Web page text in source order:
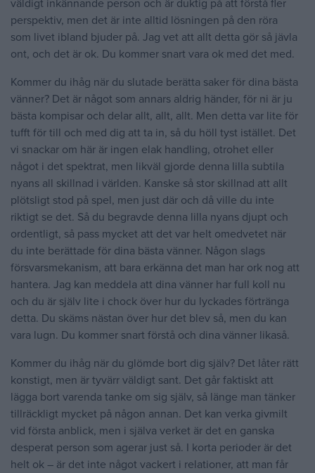
väldigt inkännande person och är duktig på att förstå fler
perspektiv, men det är inte alltid lösningen på den röra
som livet ibland bjuder på. Jag vet att allt detta gör så jävla
ont, och det är ok. Du kommer snart vara ok med det med.
Kommer du ihåg när du slutade berätta saker för dina bästa
vänner? Det är något som annars aldrig händer, för ni är ju
bästa kompisar och delar allt, allt, allt. Men detta var lite för
tufft för till och med dig att ta in, så du höll tyst istället. Det
vi snackar om här är ingen elak handling, otrohet eller
något i det spektrat, men likväl gjorde denna lilla subtila
nyans all skillnad i världen. Kanske så stor skillnad att allt
plötsligt stod på spel, men just där och då ville du inte
riktigt se det. Så du begravde denna lilla nyans djupt och
ordentligt, så pass mycket att det var helt omedvetet när
du inte berättade för dina bästa vänner. Någon slags
försvarsmekanism, att bara erkänna det man har ork nog att
hantera. Jag kan meddela att dina vänner har full koll nu
och du är själv lite i chock över hur du lyckades förtränga
detta. Du skäms nästan över hur det blev så, men du kan
vara lugn. Du kommer snart förstå och dina vänner likaså.
Kommer du ihåg när du glömde bort dig själv? Det låter rätt
konstigt, men är tyvärr väldigt sant. Det går faktiskt att
lägga bort varenda tanke om sig själv, så länge man tänker
tillräckligt mycket på någon annan. Det kan verka givmilt
vid första anblick, men i själva verket är det en ganska
desperat person som agerar just så. I korta perioder är det
helt ok – är det inte något vackert i relationer, att man får